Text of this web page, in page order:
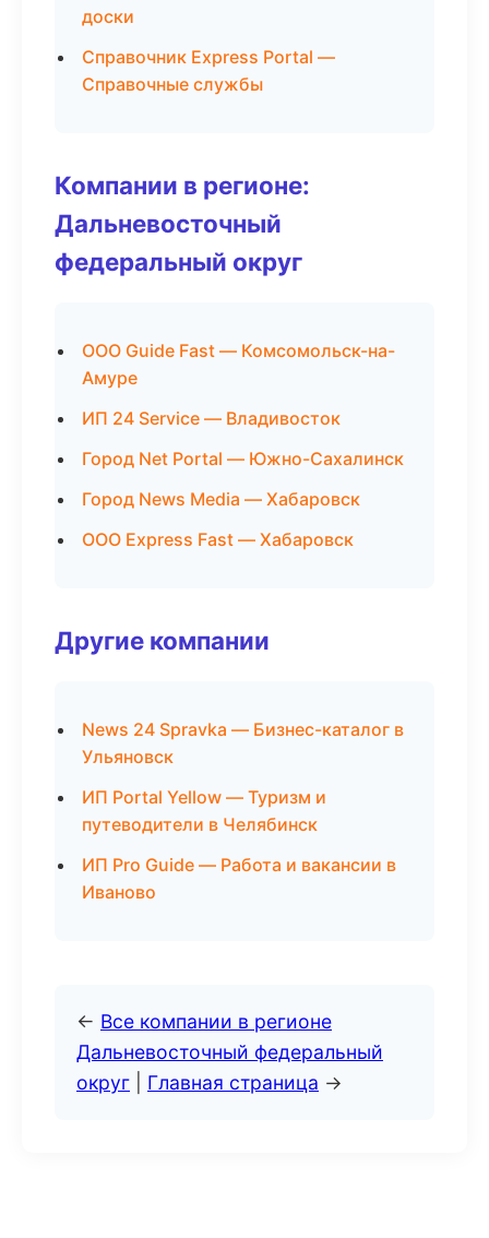
доски
Справочник Express Portal —
Справочные службы
Компании в регионе:
Дальневосточный
федеральный округ
ООО Guide Fast — Комсомольск-на-
Амуре
ИП 24 Service — Владивосток
Город Net Portal — Южно-Сахалинск
Город News Media — Хабаровск
ООО Express Fast — Хабаровск
Другие компании
News 24 Spravka — Бизнес-каталог в
Ульяновск
ИП Portal Yellow — Туризм и
путеводители в Челябинск
ИП Pro Guide — Работа и вакансии в
Иваново
← Все компании в регионе
Дальневосточный федеральный
округ
Главная страница →